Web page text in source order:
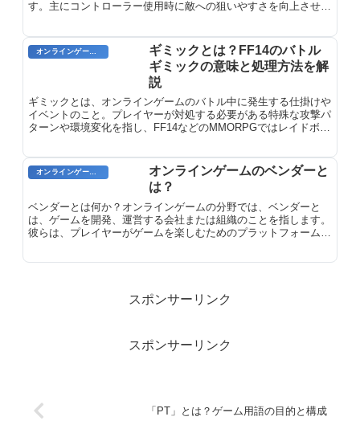
す。主にコントローラー使用時に敵への狙いやすさを向上させ、
ギミックとは？FF14のバトル
ギミックの意味と処理方法を解
説
ギミックとは、オンラインゲームのバトル中に発生する仕掛けや
イベントのこと。プレイヤーが対処する必要がある特殊な攻撃パ
ターンや環境変化を指し、FF14などのMMORPGではレイドボス
オンラインゲームのプレイに関する用語
オンラインゲームのベンダーと
は？
ベンダーとは何か？オンラインゲームの分野では、ベンダーと
は、ゲームを開発、運営する会社または組織のことを指します。
彼らは、プレイヤーがゲームを楽しむためのプラットフォームや
スポンサーリンク
スポンサーリンク
「PT」とは？ゲーム用語の目的と構成